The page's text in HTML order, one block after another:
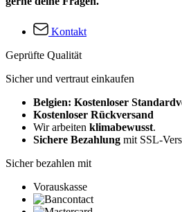
Kontakt
Geprüfte Qualität
Sicher und vertraut einkaufen
Belgien: Kostenloser
Kostenloser Rückversand
Wir arbeiten klimabewusst.
Sichere Bezahlung mit SSL-
Sicher bezahlen mit
Vorauskasse